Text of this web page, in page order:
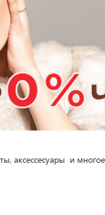
аксессесуары и многое